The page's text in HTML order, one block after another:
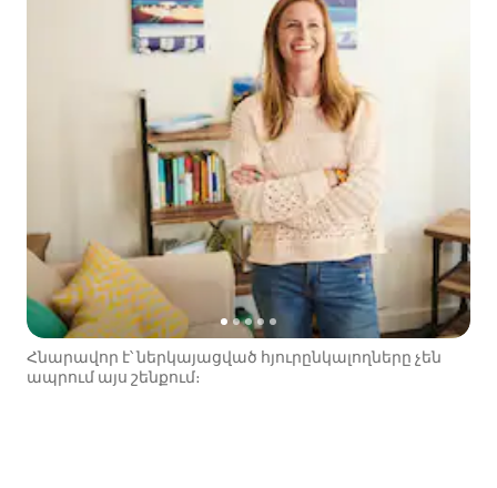
Հնարավոր է՝ ներկայացված հյուրընկալողները չեն
ապրում այս շենքում։